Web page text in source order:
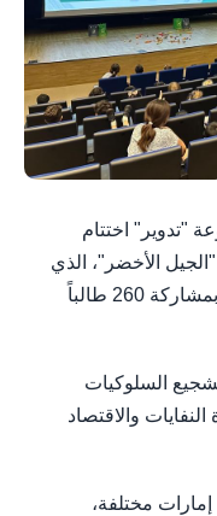
"تدوير" اختتام
"الجيل الأخضر"، الذي
نُفّذ بالتعاون مع وزارة التربية والتعليم، بمشاركة 260 طالباً
السلوكيات
والاقتصاد
مختلفة،